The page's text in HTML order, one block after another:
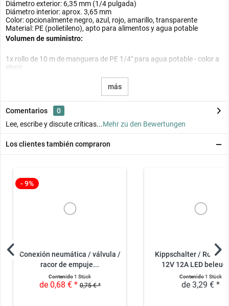
Diámetro exterior: 6,35 mm (1/4 pulgada)
Diámetro interior: aprox. 3,65 mm
Color: opcionalmente negro, azul, rojo, amarillo, transparente
Material: PE (polietileno), apto para alimentos y agua potable
Volumen de suministro:
1x rollo de 10 m de manguera de PE 1/4" para agua potable - color a
elegir
más
Comentarios
0
Lee, escribe y discute críticas...Mehr zu den Bewertungen
Los clientes también compraron
- 9%
Conexión neumática / válvula /
racor de empuje...
Contenido1 Stück
de 0,68 € * 0,75 € *
Kippschalter /
12V 12A LED
Contenido1 Stück
de 3,29 € *